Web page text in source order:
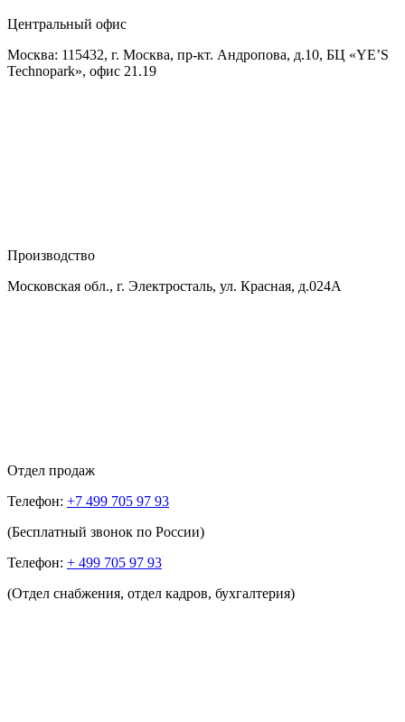
Центральный офис
Москва: 115432, г. Москва, пр-кт. Андропова, д.10, БЦ «YE’S
Technopark», офис 21.19
Производство
Московская обл., г. Электросталь, ул. Красная, д.024А
Отдел продаж
Телефон: +7 499 705 97 93
(Бесплатный звонок по России)
Телефон: + 499 705 97 93
(Отдел снабжения, отдел кадров, бухгалтерия)